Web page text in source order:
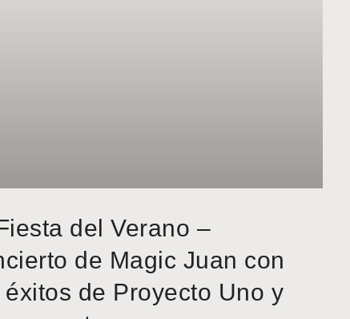
del Verano –
de Magic Juan con
éxitos de Proyecto Uno y